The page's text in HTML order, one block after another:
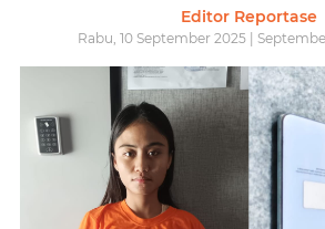
Editor Reportase
Rabu, 10 September 2025 |